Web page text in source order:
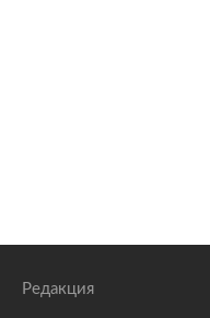
Редакция